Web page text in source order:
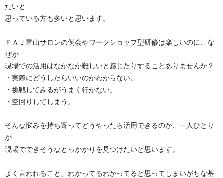
たいと
思っている方も多いと思います。
ＦＡＪ富山サロンの例会やワークショップ型研修は楽しいのに、な
ぜか
現場での活用はなかなか難しいと感じたりすることありませんか？
・実際にどうしたらいいのかわからない。
・挑戦してみるがうまく行かない。
・空回りしてしまう。
そんな悩みを持ち寄ってどうやったら活用できるのか、一人ひとり
が
現場でできそうなとっかかりを見つけたいと思います。
よく言われること、わかってるわかってると思ってしまいがちな基